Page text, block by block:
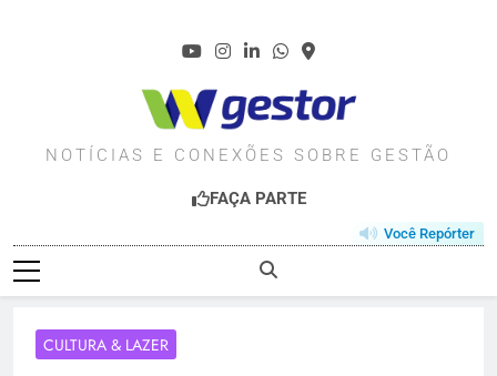
WGESTOR.COM.BR
NOTÍCIAS E CONEXÕES SOBRE GESTÃO
FAÇA PARTE
Você Repórter
CULTURA & LAZER